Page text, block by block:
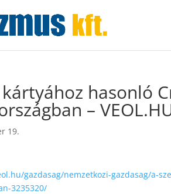
kártyához hasonló
–
19.
gazdasag/nemzetkozi-gazdasag/a-
3235320/